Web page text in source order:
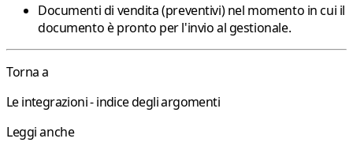
Documenti di vendita (preventivi) nel momento in cui il
documento è pronto per l'invio al gestionale.
Torna a
Le integrazioni - indice degli argomenti
Leggi anche